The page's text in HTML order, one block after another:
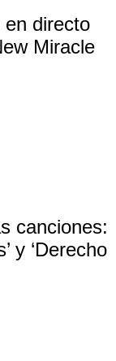
directo
Miracle
canciones:
y ‘Derecho